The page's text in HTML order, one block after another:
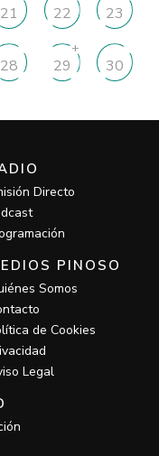
21 22 23
28 29
+
30
Directo
PINOSO
Somos
de Cookies
Legal